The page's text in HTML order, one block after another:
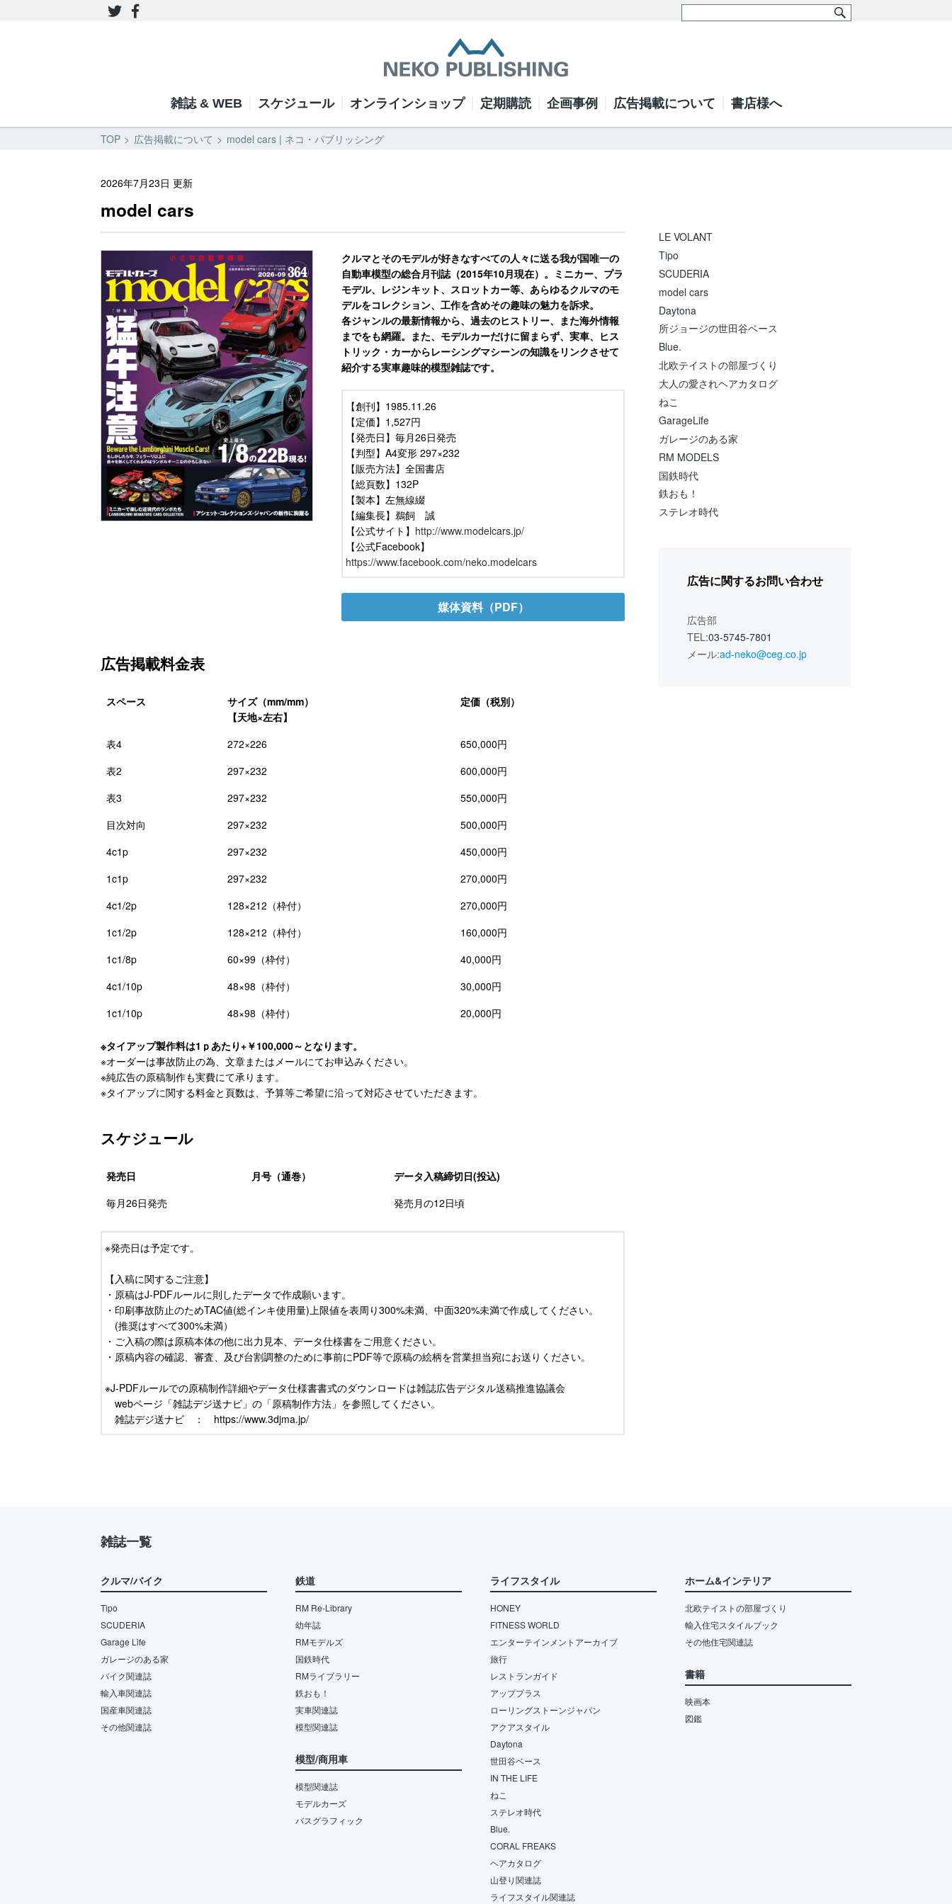
雑誌 & WEB スケジュール オンラインショップ 定期購読 企画事例 広告掲載について 書店様へ
TOP 広告掲載について model cars | ネコ・パブリッシング
2026年7月23日 更新
model cars
クルマとそのモデルが好きなすべての人々に送る我が国唯一の
自動車模型の総合月刊誌（2015年10月現在）。ミニカー、プラ
モデル、レジンキット、スロットカー等、あらゆるクルマのモ
デルをコレクション、工作を含めその趣味の魅力を訴求。
各ジャンルの最新情報から、過去のヒストリー、また海外情報
までをも網羅。また、モデルカーだけに留まらず、実車、ヒス
トリック・カーからレーシングマシーンの知識をリンクさせて
紹介する実車趣味的模型雑誌です。
【創刊】1985.11.26
【定価】1,527円
【発売日】毎月26日発売
【判型】A4変形 297×232
【販売方法】全国書店
【総頁数】132P
【製本】左無線綴
【編集長】鵜飼 誠
【公式サイト】 http://www.modelcars.jp/
【公式Facebook】
https://www.facebook.com/neko.modelcars
媒体資料（PDF）
広告掲載料金表
スペース
サイズ（mm/mm）
【天地×左右】
定価（税別）
表4 272×226
650,000円
表2
297×232
600,000円
表3
297×232
550,000円
目次対向
297×232
500,000円
4c1p
297×232
450,000円
1c1p
297×232
270,000円
4c1/2p
128×212（枠付）
270,000円
1c1/2p
128×212（枠付）
160,000円
1c1/8p
60×99（枠付）
40,000円
4c1/10p
48×98（枠付）
30,000円
1c1/10p
48×98（枠付） 20,000円
※タイアップ製作料は1ｐあたり+￥100,000～となります。
※オーダーは事故防止の為、文章またはメールにてお申込みください。
※純広告の原稿制作も実費にて承ります。
※タイアップに関する料金と頁数は、予算等ご希望に沿って対応させていただきます。
スケジュール
発売日 月号（通巻）
データ入稿締切日(投込)
毎月26日発売
発売月の12日頃
※発売日は予定です。
【入稿に関するご注意】
・原稿はJ-PDFルールに則したデータで作成願います。
・印刷事故防止のためTAC値(総インキ使用量)上限値を表周り300%未満、中面320%未満で作成してください。
(推奨はすべて300%未満）
・ご入稿の際は原稿本体の他に出力見本、データ仕様書をご用意ください。
・原稿内容の確認、審査、及び台割調整のために事前にPDF等で原稿の絵柄を営業担当宛にお送りください。
※J-PDFルールでの原稿制作詳細やデータ仕様書書式のダウンロードは雑誌広告デジタル送稿推進協議会
webページ「雑誌デジ送ナビ」の「原稿制作方法」を参照してください。
雑誌デジ送ナビ ： https://www.3djma.jp/
LE VOLANT
Tipo
SCUDERIA
model cars
Daytona
所ジョージの世田谷ベース
Blue.
北欧テイストの部屋づくり
大人の愛されヘアカタログ
ねこ
GarageLife
ガレージのある家
RM MODELS
国鉄時代
鉄おも！
ステレオ時代
広告に関するお問い合わせ
広告部
TEL:03-5745-7801
メール:ad-neko@ceg.co.jp
雑誌一覧
クルマ/バイク
Tipo
SCUDERIA
Garage Life
ガレージのある家
バイク関連誌
輸入車関連誌
国産車関連誌
その他関連誌
鉄道
RM Re-Library
幼年誌
RMモデルズ
国鉄時代
RMライブラリー
鉄おも！
実車関連誌
模型関連誌
模型/商用車
模型関連誌
モデルカーズ
バスグラフィック
ライフスタイル
HONEY
FITNESS WORLD
エンターテインメントアーカイブ
旅行
レストランガイド
アッププラス
ローリングストーンジャパン
アクアスタイル
Daytona
世田谷ベース
IN THE LIFE
ねこ
ステレオ時代
Blue.
CORAL FREAKS
ヘアカタログ
山登り関連誌
ライフスタイル関連誌
ホーム&インテリア
北欧テイストの部屋づくり
輸入住宅スタイルブック
その他住宅関連誌
書籍
映画本
図鑑